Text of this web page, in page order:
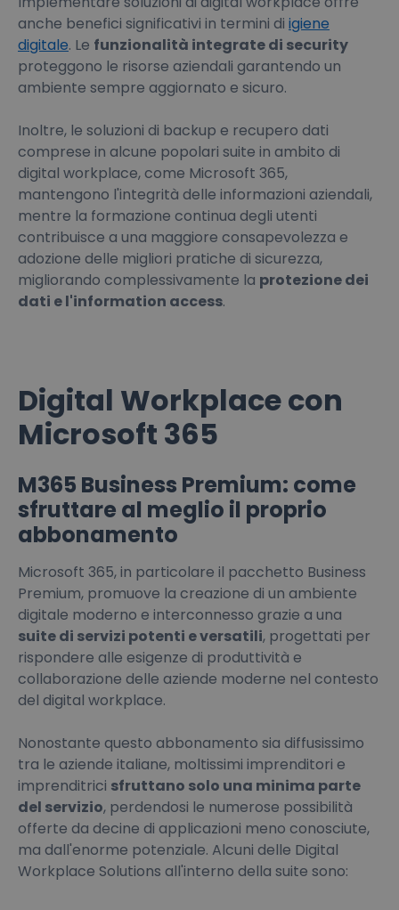
anche benefici significativi in termini di igiene
digitale. Le funzionalità integrate di security
proteggono le risorse aziendali garantendo un
ambiente sempre aggiornato e sicuro.
Inoltre, le soluzioni di backup e recupero dati
comprese in alcune popolari suite in ambito di
digital workplace, come Microsoft 365,
mantengono l'integrità delle informazioni aziendali,
mentre la formazione continua degli utenti
contribuisce a una maggiore consapevolezza e
adozione delle migliori pratiche di sicurezza,
migliorando complessivamente la protezione dei
dati e l'information access.
Digital Workplace con
Microsoft 365
M365 Business Premium: come
sfruttare al meglio il proprio
abbonamento
Microsoft 365, in particolare il pacchetto Business
Premium, promuove la creazione di un ambiente
digitale moderno e interconnesso grazie a una
suite di servizi potenti e versatili, progettati per
rispondere alle esigenze di produttività e
collaborazione delle aziende moderne nel contesto
del digital workplace.
Nonostante questo abbonamento sia diffusissimo
tra le aziende italiane, moltissimi imprenditori e
imprenditrici sfruttano solo una minima parte
del servizio, perdendosi le numerose possibilità
offerte da decine di applicazioni meno conosciute,
ma dall'enorme potenziale. Alcuni delle Digital
Workplace Solutions all'interno della suite sono: